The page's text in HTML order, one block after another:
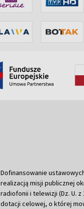
Dofinansowanie
realizacją misji publicznej
radiofonii i telewizji (Dz. U.
dotacji celowej, o której